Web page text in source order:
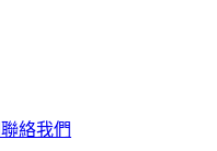
聯絡我們